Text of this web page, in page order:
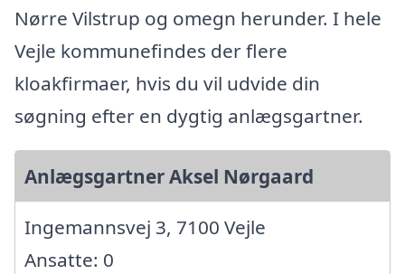
Nørre Vilstrup og omegn herunder. I hele
Vejle kommunefindes der flere
kloakfirmaer, hvis du vil udvide din
søgning efter en dygtig anlægsgartner.
Anlægsgartner Aksel Nørgaard
Ingemannsvej 3, 7100 Vejle
Ansatte: 0